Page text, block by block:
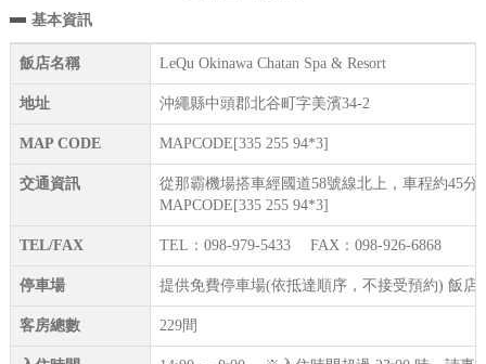
基本資訊
飯店名稱 LeQu Okinawa Chatan Spa & Resort
地址 沖繩縣中頭郡北谷町字美濱34-2
MAP CODE MAPCODE[335 255 94*3]
交通資訊
從那霸機場搭車經國道58號線北上，車程約45分
MAPCODE[335 255 94*3]
TEL/FAX TEL：098-979-5433 FAX：098-926-6868
停車場 提供免費停車場(依抵達順序，不接受預約) 飯店
客房總數 229間